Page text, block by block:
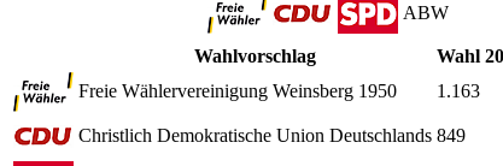
ABW
Wahlvorschlag Wahl
Freie Wählervereinigung Weinsberg 1950
1.163
Christlich Demokratische Union Deutschlands 849